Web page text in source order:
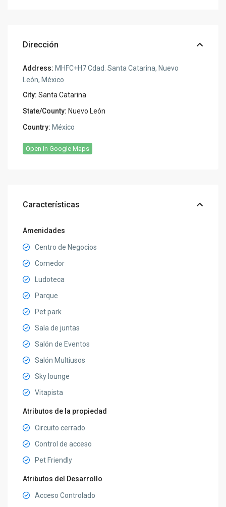
Dirección
Address: MHFC+H7 Cdad. Santa Catarina, Nuevo
León, México
City: Santa Catarina
State/County: Nuevo León
Country: México
Open In Google Maps
Características
Amenidades
Centro de Negocios
Comedor
Ludoteca
Parque
Pet park
Sala de juntas
Salón de Eventos
Salón Multiusos
Sky lounge
Vitapista
Atributos de la propiedad
Circuito cerrado
Control de acceso
Pet Friendly
Atributos del Desarrollo
Acceso Controlado